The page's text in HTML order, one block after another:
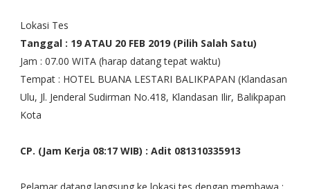
Lokasi Tes
Tanggal : 19 ATAU 20 FEB 2019 (Pilih Salah Satu)
Jam : 07.00 WITA (harap datang tepat waktu)
Tempat : HOTEL BUANA LESTARI BALIKPAPAN (Klandasan
Ulu, Jl. Jenderal Sudirman No.418, Klandasan Ilir, Balikpapan
Kota
CP. (Jam Kerja 08:17 WIB) : Adit 081310335913